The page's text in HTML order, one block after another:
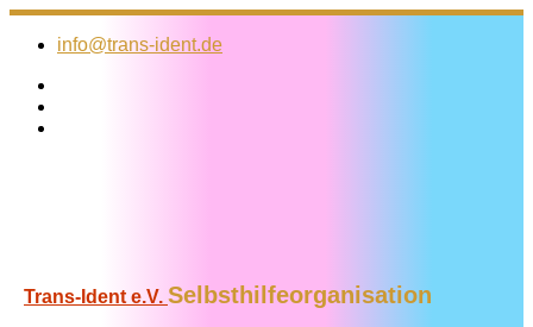
Zum
Inhalt
info@trans-ident.de
Trans-Ident e.V. Selbsthilfeorganisation